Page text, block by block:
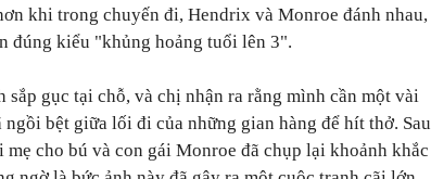
khi trong chuyến đi, Hendrix và Monroe đánh nhau,
đúng kiểu "khủng hoảng tuổi lên 3".
sắp gục tại chỗ, và chị nhận ra rằng mình cần một vài
ngồi bệt giữa lối đi của những gian hàng để hít thở. Sau
cho bú và con gái Monroe đã chụp lại khoảnh khắc